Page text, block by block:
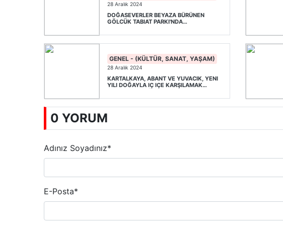
28 Aralık 2024
DOĞASEVERLER BEYAZA BÜRÜNEN
GÖLCÜK TABIAT PARKI'NDA
GENEL - (KÜLTÜR, SANAT, YAŞAM)
28 Aralık 2024
KARTALKAYA, ABANT VE YUVACIK, YENI
YILI DOĞAYLA IÇ IÇE KARŞILAMAK
0 YORUM
Adınız Soyadınız*
E-Posta*